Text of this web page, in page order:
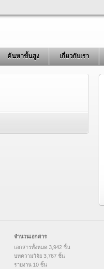
ค้นหาขั้นสูง เกี่ยวกับเรา
จำนวนเอกสาร
เอกสารทั้งหมด 3,942 ชิ้น
บทความวิจัย 3,767 ชิ้น
รายงาน 10 ชิ้น